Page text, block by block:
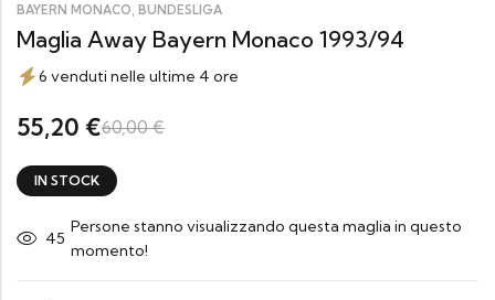
BAYERN MONACO, BUNDESLIGA
Maglia Away Bayern Monaco 1993/94
6 venduti nelle ultime 4 ore
55,20 €60,00€
IN STOCK
45
Persone stanno visualizzando questa maglia in questo
momento!